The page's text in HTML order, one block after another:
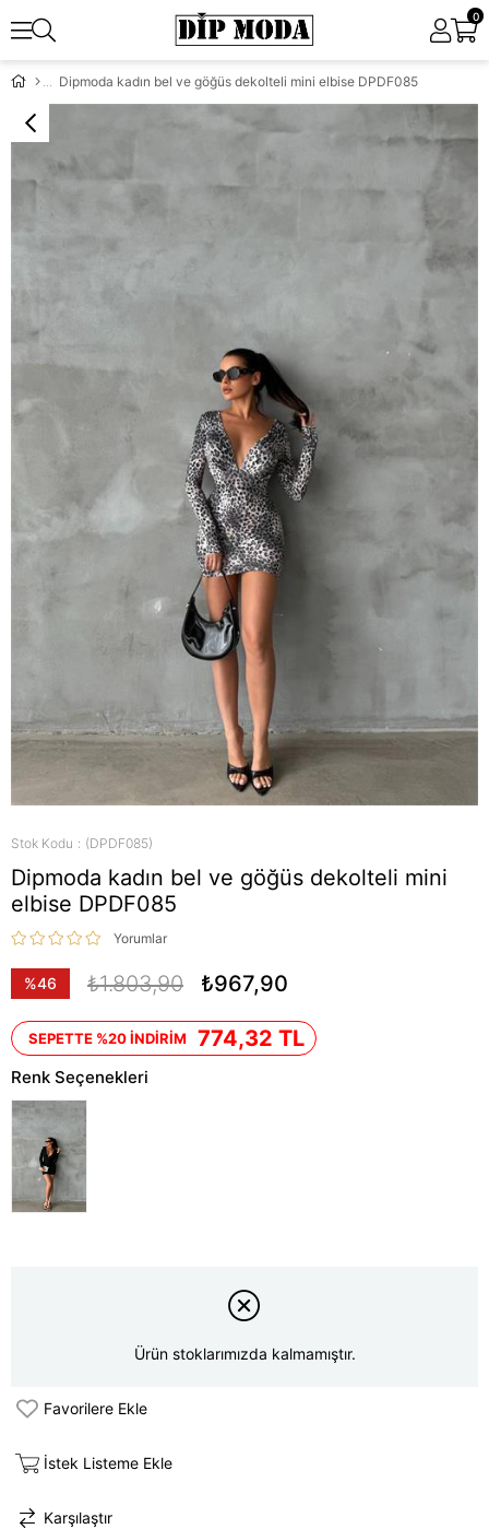
0
Dipmoda kadın bel ve göğüs dekolteli mini elbise DPDF085
Stok Kodu (DPDF085)
Dipmoda kadın bel ve göğüs dekolteli mini
elbise DPDF085
Yorumlar
%46
₺1.803,90 ₺967,90
SEPETTE %20 İNDİRİM 774,32 TL
Renk Seçenekleri
Ürün stoklarımızda kalmamıştır.
Favorilere Ekle
İstek Listeme Ekle
Karşılaştır